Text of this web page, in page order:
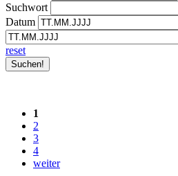
Suchwort
Datum
reset
1
2
3
4
weiter